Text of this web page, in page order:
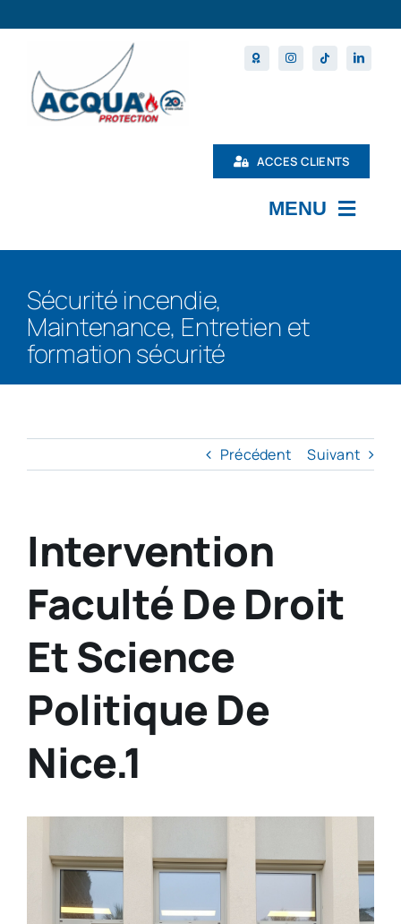
ACCES CLIENTS
MENU
Sécurité incendie,
Maintenance, Entretien et
formation sécurité
Précédent Suivant
Intervention
Faculté De Droit
Et Science
Politique De
Nice.1